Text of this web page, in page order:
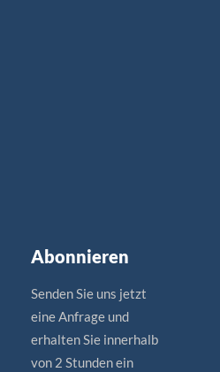
Abonnieren
Senden Sie uns jetzt
eine Anfrage und
erhalten Sie innerhalb
von 2 Stunden ein